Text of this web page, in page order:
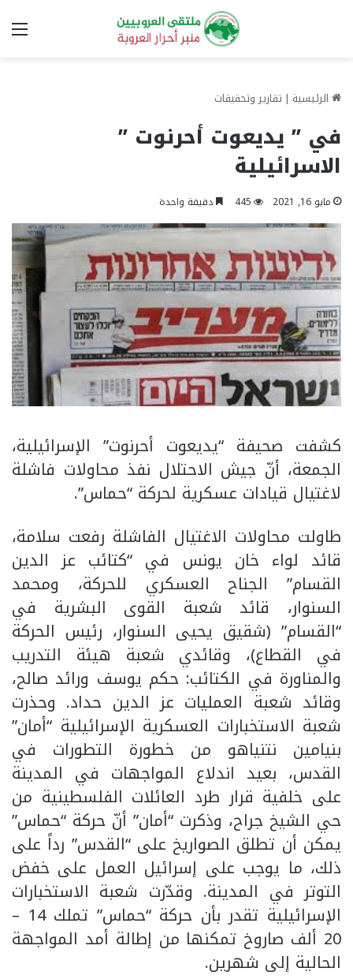
الرئيسية | تقارير وتحقيقات
في ” يديعوت أحرنوت ”
الاسرائيلية
مايو 16, 2021 445 دقيقة واحدة
كشفت صحيفة “يديعوت أحرنوت” الإسرائيلية،
الجمعة، أنّ جيش الاحتلال نفذ محاولات فاشلة
لاغتيال قيادات عسكرية لحركة “حماس”.
طاولت محاولات الاغتيال الفاشلة رفعت سلامة،
قائد لواء خان يونس في “كتائب عز الدين
القسام” الجناح العسكري للحركة، ومحمد
السنوار، قائد شعبة القوى البشرية في
“القسام” (شقيق يحيى السنوار، رئيس الحركة
في القطاع)، وقائدي شعبة هيئة التدريب
والمناورة في الكتائب: حكم يوسف ورائد صالح،
وقائد شعبة العمليات عز الدين حداد. وحذرت
شعبة الاستخبارات العسكرية الإسرائيلية “أمان”
بنيامين نتنياهو من خطورة التطورات في
القدس، بعيد اندلاع المواجهات في المدينة
على خلفية قرار طرد العائلات الفلسطينية من
حي الشيخ جراح، وذكرت “أمان” أنّ حركة “حماس”
يمكن أن تطلق الصواريخ على “القدس” رداً على
ذلك، ما يوجب على إسرائيل العمل على خفض
التوتر في المدينة. وقدّرت شعبة الاستخبارات
الإسرائيلية تقدر بأن حركة “حماس” تملك 14 –
20 ألف صاروخ تمكنها من إطالة أمد المواجهة
الحالية إلى شهرين.